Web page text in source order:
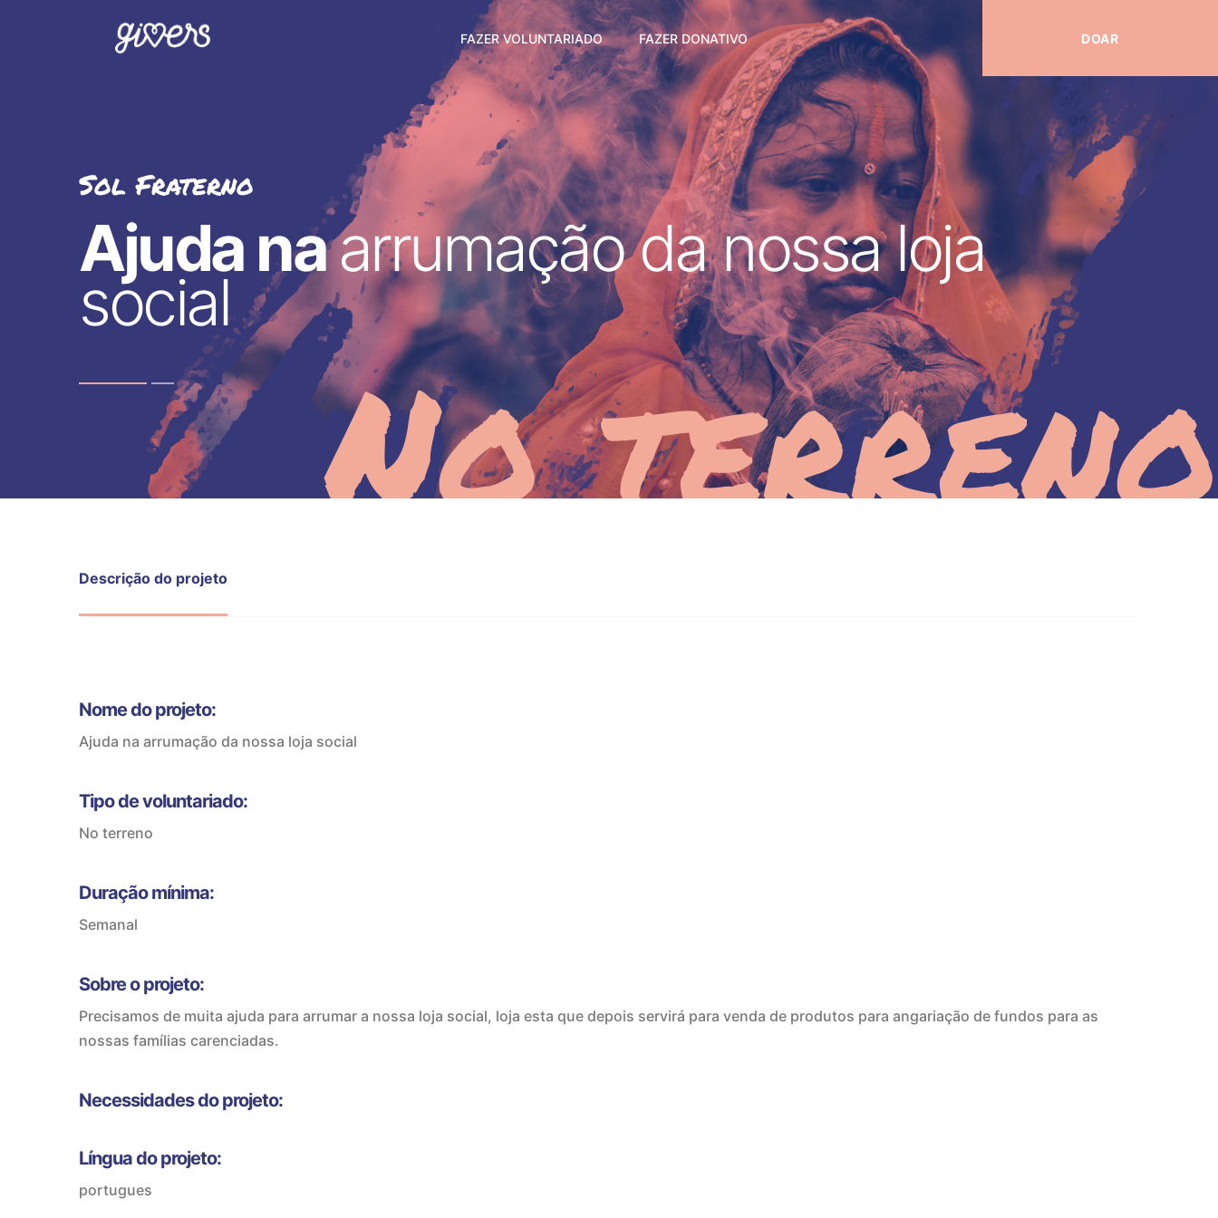
FAZER VOLUNTARIADO FAZER DONATIVO DOAR
No terreno
Sol Fraterno
Ajuda naarrumação da nossa loja
social
Descrição do projeto
Nome do projeto:
Ajuda na arrumação da nossa loja social
Tipo de voluntariado:
No terreno
Duração mínima:
Semanal
Sobre o projeto:
Precisamos de muita ajuda para arrumar a nossa loja social, loja esta que depois servirá para venda de produtos para angariação de fundos para as
nossas famílias carenciadas.
Necessidades do projeto:
Língua do projeto:
portugues